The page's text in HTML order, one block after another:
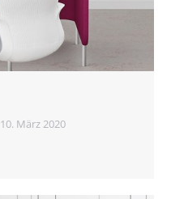
10. März 2020